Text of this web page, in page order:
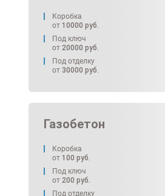
Коробка
от 10000 руб.
Под ключ
от 20000 руб.
Под отделку
от 30000 руб.
Газобетон
Коробка
от 100 руб.
Под ключ
от 200 руб.
Под отделку